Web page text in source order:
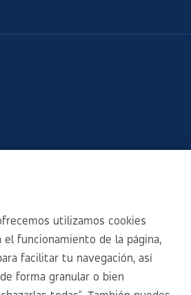
utilizamos cookies
funcionamiento de la página,
facilitar tu navegación, así
forma granular o bien